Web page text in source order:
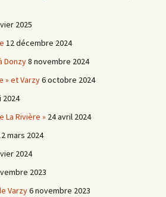
2025
12 décembre 2024
Donzy8 novembre 2024
» et Varzy6 octobre 2024
2024
La Rivière » 24 avril 2024
mars 2024
2024
2023
Varzy6 novembre 2023